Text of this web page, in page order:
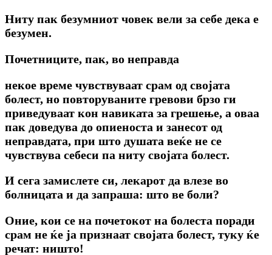
Ниту пак безумниот човек вели за себе дека е
безумен.
Почетниците, пак, во неправда
некое време чувствуваат срам од својата
болест, но повторуваните гревови брзо ги
приведуваат кон навиката за грешење, a оваа
пак доведува до опиеноста и занесот од
неправдата, при што душата веќе не се
чувствува себеси па ниту својата болест.
И сега замислете си, лекарот да влезе во
болницата и да запраша: што ве боли?
Оние, кои се на почетокот на болеста поради
срам не ќе ја признаат својата болест, туку ќе
речат: ништо!